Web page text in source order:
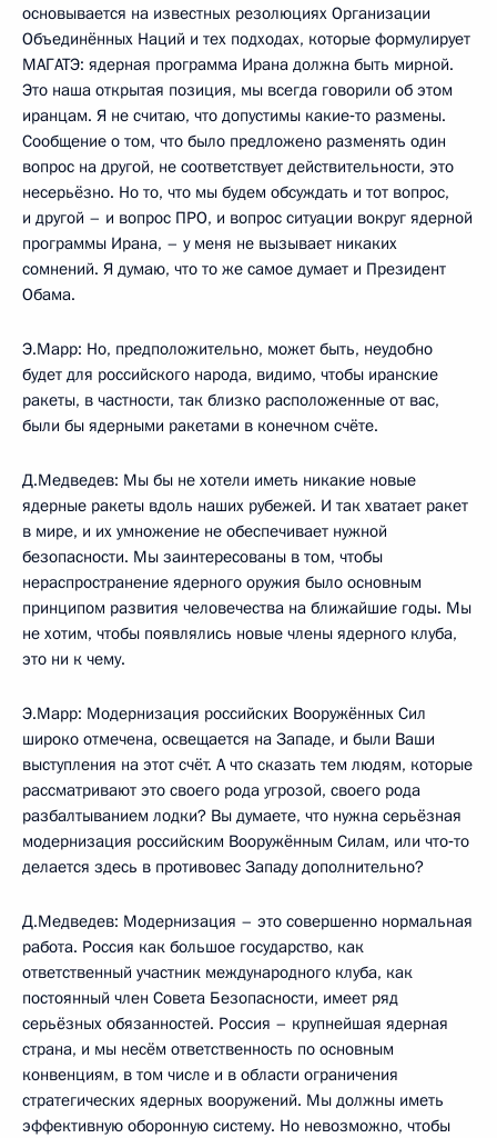
основывается на известных резолюциях Организации
Объединённых Наций и тех подходах, которые формулирует
МАГАТЭ: ядерная программа Ирана должна быть мирной.
Это наша открытая позиция, мы всегда говорили об этом
иранцам. Я не считаю, что допустимы какие‑то размены.
Сообщение о том, что было предложено разменять один
вопрос на другой, не соответствует действительности, это
несерьёзно. Но то, что мы будем обсуждать и тот вопрос,
и другой – и вопрос ПРО, и вопрос ситуации вокруг ядерной
программы Ирана, – у меня не вызывает никаких
сомнений. Я думаю, что то же самое думает и Президент
Обама.
Э.Марр: Но, предположительно, может быть, неудобно
будет для российского народа, видимо, чтобы иранские
ракеты, в частности, так близко расположенные от вас,
были бы ядерными ракетами в конечном счёте.
Д.Медведев: Мы бы не хотели иметь никакие новые
ядерные ракеты вдоль наших рубежей. И так хватает ракет
в мире, и их умножение не обеспечивает нужной
безопасности. Мы заинтересованы в том, чтобы
нераспространение ядерного оружия было основным
принципом развития человечества на ближайшие годы. Мы
не хотим, чтобы появлялись новые члены ядерного клуба,
это ни к чему.
Э.Марр: Модернизация российских Вооружённых Сил
широко отмечена, освещается на Западе, и были Ваши
выступления на этот счёт. А что сказать тем людям, которые
рассматривают это своего рода угрозой, своего рода
разбалтыванием лодки? Вы думаете, что нужна серьёзная
модернизация российским Вооружённым Силам, или что‑то
делается здесь в противовес Западу дополнительно?
Д.Медведев: Модернизация – это совершенно нормальная
работа. Россия как большое государство, как
ответственный участник международного клуба, как
постоянный член Совета Безопасности, имеет ряд
серьёзных обязанностей. Россия – крупнейшая ядерная
страна, и мы несём ответственность по основным
конвенциям, в том числе и в области ограничения
стратегических ядерных вооружений. Мы должны иметь
эффективную оборонную систему. Но невозможно, чтобы